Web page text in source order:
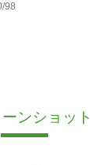
98
ンショット